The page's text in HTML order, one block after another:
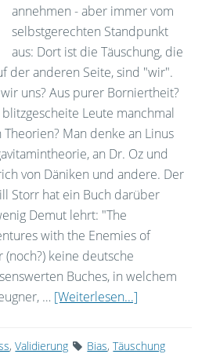
annehmen - aber immer vom
selbstgerechten Standpunkt
aus: Dort ist die Täuschung, die
der anderen Seite, sind "wir".
uns? Aus purer Borniertheit?
Leute manchmal
Man denke an Linus
an Dr. Oz und
von Däniken und andere. Der
Storr hat ein Buch darüber
Demut lehrt: "The
with the Enemies of
keine deutsche
Buches, in welchem
… [Weiterlesen...]
,Validierung Bias,Täuschung